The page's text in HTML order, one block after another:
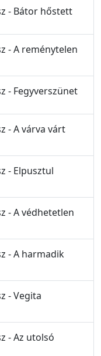
- Bátor hőstett
- A reménytelen
- Fegyverszünet
- A várva várt
- Elpusztul
- A védhetetlen
- A harmadik
- Vegita
- Az utolsó